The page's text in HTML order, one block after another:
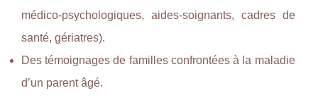
médico-psychologiques, aides-soignants, cadres de
santé, gériatres).
Des témoignages de familles confrontées à la maladie
d’un parent âgé.